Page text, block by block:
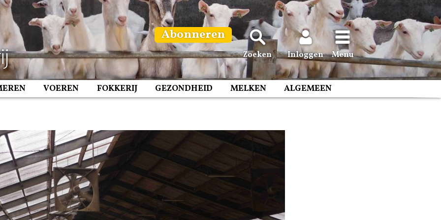
Abonneren
Zoeken Inloggen Menu
VOEREN FOKKERIJ GEZONDHEID MELKEN ALGEMEEN